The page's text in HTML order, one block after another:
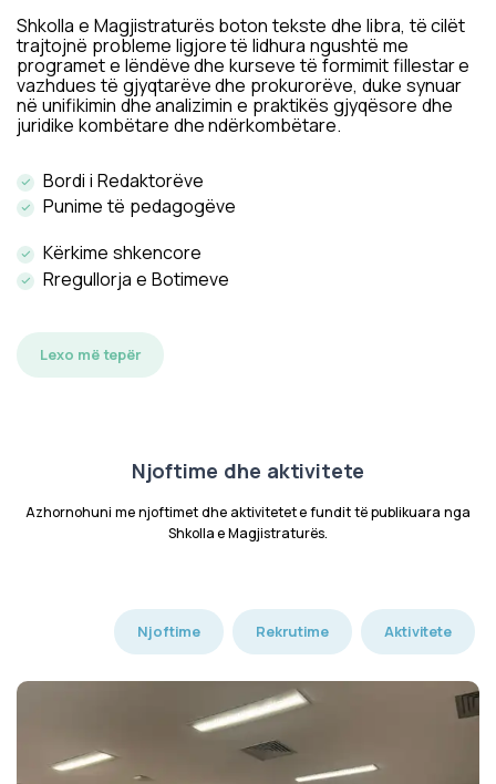
Shkolla e Magjistraturës boton tekste dhe libra, të cilët
trajtojnë probleme ligjore të lidhura ngushtë me
programet e lëndëve dhe kurseve të formimit fillestar e
vazhdues të gjyqtarëve dhe prokurorëve, duke synuar
në unifikimin dhe analizimin e praktikës gjyqësore dhe
juridike kombëtare dhe ndërkombëtare.
Bordi i Redaktorëve
Punime të pedagogëve
Kërkime shkencore
Rregullorja e Botimeve
Lexo më tepër
Njoftime dhe aktivitete
Azhornohuni me njoftimet dhe aktivitetet e fundit të publikuara nga
Shkolla e Magjistraturës.
Njoftime Rekrutime Aktivitete